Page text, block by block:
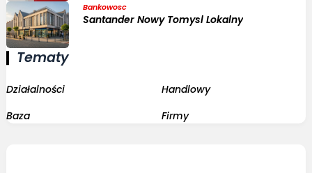
Bankowosc
Santander Nowy Tomysl Lokalny
Tematy
Działalności
Handlowy
Baza
Firmy